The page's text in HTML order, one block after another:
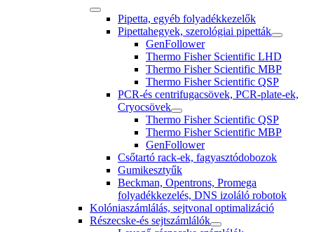
Pipetta, egyéb folyadékkezelők
Pipettahegyek, szerológiai pipetták
GenFollower
Thermo Fisher Scientific LHD
Thermo Fisher Scientific MBP
Thermo Fisher Scientific QSP
PCR-és centrifugacsövek, PCR-plate-ek,
Cryocsövek
Thermo Fisher Scientific QSP
Thermo Fisher Scientific MBP
GenFollower
Csőtartó rack-ek, fagyasztódobozok
Gumikesztyűk
Beckman, Opentrons, Promega
folyadékkezelés, DNS izoláló robotok
Kolóniaszámlálás, sejtvonal optimalizáció
Részecske-és sejtszámlálók